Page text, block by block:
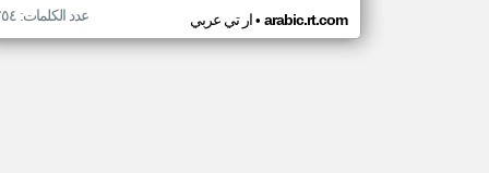
ار تي عربي• arabic.rt.com عدد الكلمات: ٢٥٤